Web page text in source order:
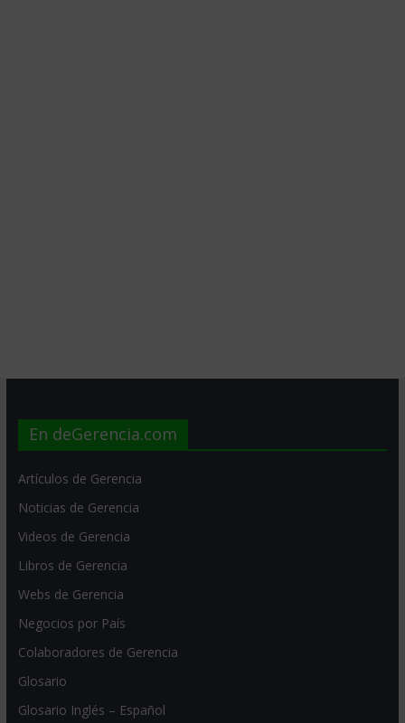
En deGerencia.com
Artículos de Gerencia
Noticias de Gerencia
Videos de Gerencia
Libros de Gerencia
Webs de Gerencia
Negocios por País
Colaboradores de Gerencia
Glosario
Glosario Inglés – Español